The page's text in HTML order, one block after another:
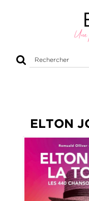
Rechercher
ELTON